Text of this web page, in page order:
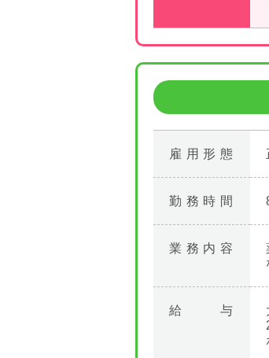
雇用形態
勤務時間
業務内容
給与